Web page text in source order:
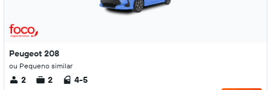
Peugeot 208
ou Pequeno similar
2 2 4-5